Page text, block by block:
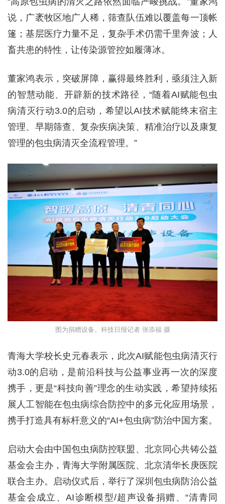
说，广袤牧区地广人稀，筛查队伍难以覆盖每一顶帐
篷；基层医疗力量不足，复杂手术仍需千里奔波；人
畜共患的特性，让传染源管控如履薄冰。
董家鸿表示，突破屏障，赢得最终胜利，亟须注入新
的智慧动能、开辟新的技术路径，“随着AI赋能包虫
病清灭行动3.0的启动，希望以AI技术赋能终末宿主
管理、早期筛查、复杂疾病决策、精准治疗以及康复
管理的包虫病清灭全流程管理。”
图为捐赠设备。科技日报记者 张添福 摄
青海大学校长史元春表示，此次AI赋能包虫病清灭行
动3.0的启动，是前沿科技与公益事业再一次的深度
携手，更是“科技向善”理念的生动实践，希望持续拓
展人工智能在包虫病综合防控中的多元化应用场景，
携手打造具有标杆意义的“AI+包虫病”防治中国方案。
启动大会由中国包虫病防控联盟、北京同心共铸公益
基金会主办，青海大学附属医院、北京清华长庚医院
联合主办。启动仪式后，举行了深圳包虫病防治公益
基金会成立、AI诊断模型/超声设备捐赠、“清青同